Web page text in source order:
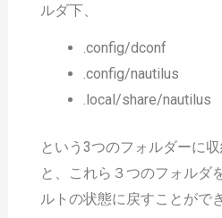
ルダ下、
.config/dconf
.config/nautilus
.local/share/nautilus
という3つのフォルダーに
と、これら３つのフォルダ
ルトの状態に戻すことがで